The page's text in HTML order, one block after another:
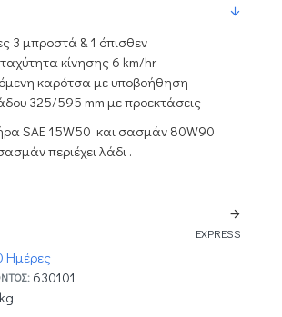
3 μπροστά & 1 όπισθεν
κίνησης 6 km/hr
καρότσα με υποβοήθηση
325/595 mm με προεκτάσεις
SAE 15W50 και σασμάν 80W90
περιέχει λάδι .
Ημέρες
630101
EXPRESS